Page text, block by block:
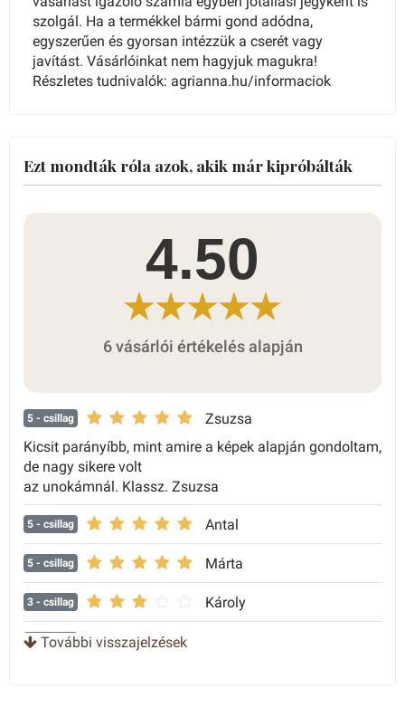
szolgál. Ha a termékkel bármi gond adódna,
egyszerűen és gyorsan intézzük a cserét vagy
javítást. Vásárlóinkat nem hagyjuk magukra!
Részletes tudnivalók: agrianna.hu/informaciok
Ezt mondták róla azok, akik már kipróbálták
4.50
6 vásárlói értékelés alapján
5 - csillag
Zsuzsa
Kicsit parányíbb, mint amire a képek alapján gondoltam,
de nagy sikere volt
az unokámnál. Klassz. Zsuzsa
5 - csillag Antal
5 - csillag Márta
3 - csillag Károly
4- csillag
További visszajelzések